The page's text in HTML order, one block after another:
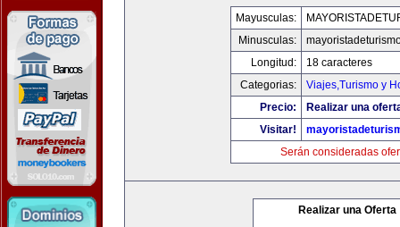
Mayusculas:
Minusculas:
Longitud:
18 caracteres
Categorias:
Viajes,Turismo y
Precio:
Realizar una
Visitar!
Serán consideradas
Realizar una Oferta